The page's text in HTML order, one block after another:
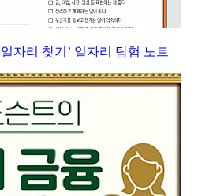
자리 찾기’ 일자리 탐험 노트